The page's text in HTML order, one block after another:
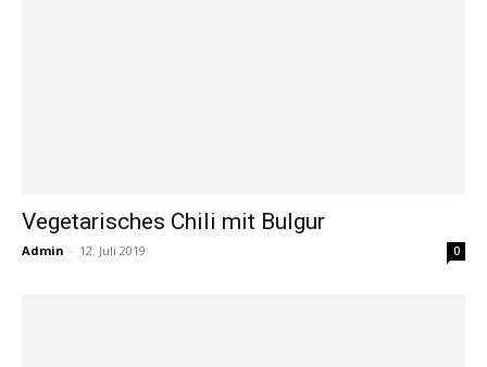
Vegetarisches Chili mit Bulgur
Admin - 12. Juli 2019 0